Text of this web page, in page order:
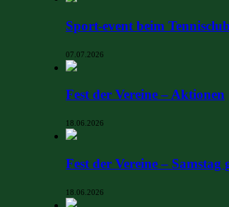
Sport-event beim Tennisclub
07.07.2026
Fest der Vereine – Aktionen
18.06.2026
Fest der Vereine – Samstag
18.06.2026